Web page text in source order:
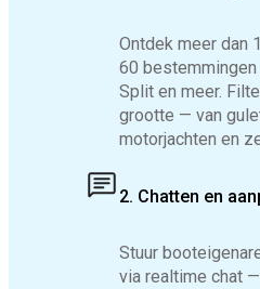
Ontdek meer dan
60 bestemmingen
Split en meer.
grootte — van
motorjachten en
2. Chatten en
Stuur
via realtime chat